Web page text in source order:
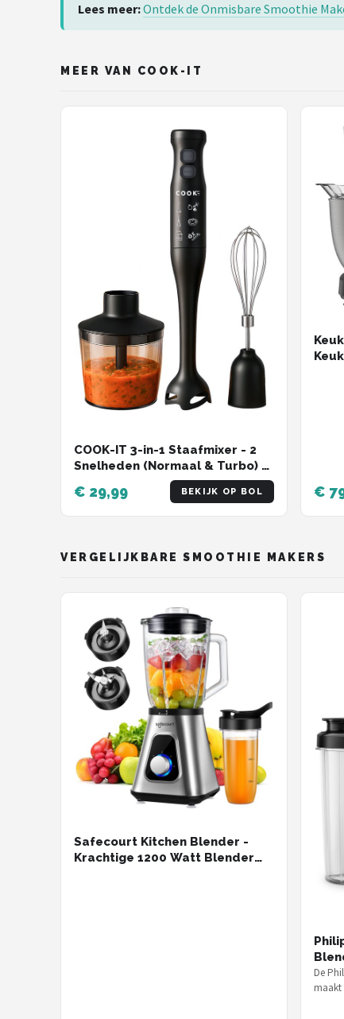
Lees meer:Ontdek de Onmisbare Smoothie
MEER VAN COOK-IT
COOK-IT 3-in-1 Staafmixer - 2
Snelheden (Normaal & Turbo) -
Krachtig Mengen & Pureren -
Inclusief Hakmolenbeker &
Garde - Voor Snelle en
€ 29,99 BEKIJK OP BOL €
VERGELIJKBARE SMOOTHIE MAKERS
Safecourt Kitchen Blender -
Krachtige 1200 Watt Blender
De
maakt